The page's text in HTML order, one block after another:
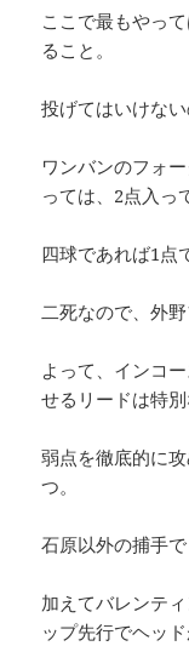
ここで最もやっ
ること。
投げてはいけな
ワンバンのフォ
っては、2点入っ
四球であれば1点
二死なので、外
よって、インコ
せるリードは特別
弱点を徹底的に
つ。
石原以外の捕手で
加えてバレンテ
ップ先行でヘッ